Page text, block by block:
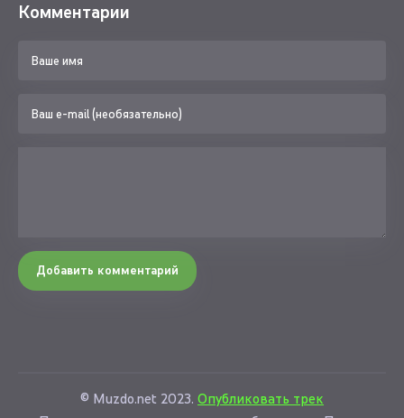
Комментарии
Добавить комментарий
© Muzdo.net 2023. Опубликовать трек